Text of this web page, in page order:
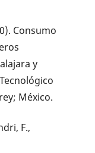
Consumo
y
México.
F.,